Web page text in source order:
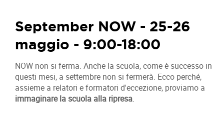
September NOW - 25-26
maggio - 9:00-18:00
NOW non si ferma. Anche la scuola, come è successo in
questi mesi, a settembre non si fermerà. Ecco perché,
assieme a relatori e formatori d'eccezione, proviamo a
immaginare la scuola alla ripresa.